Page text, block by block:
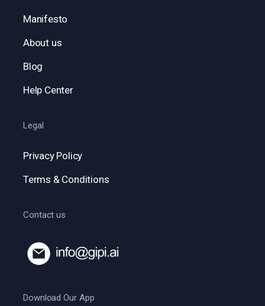
Manifesto
About us
Blog
Help Center
Legal
Privacy Policy
Terms & Conditions
Contact us
Download Our App